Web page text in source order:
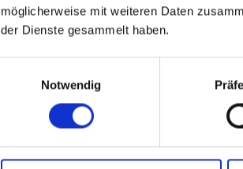
möglicherweise mit weiteren Daten
der Dienste gesammelt haben.
Notwendig
13.03.2027 - 20.03.2027
ab3699€